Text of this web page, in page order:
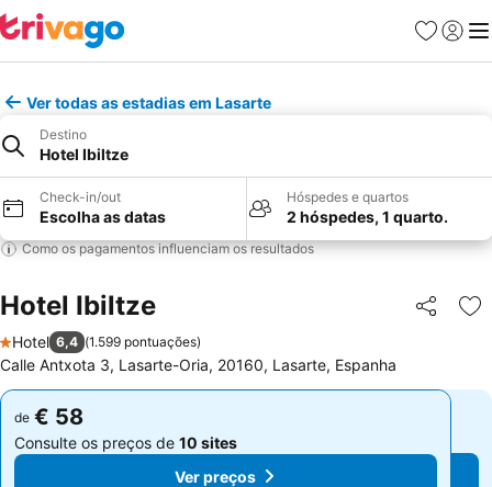
Favoritos
Iniciar
Ver todas as estadias em Lasarte
Destino
Hotel Ibiltze
Check-in/out
Escolha as datas
Hóspedes e quartos
2 hóspedes, 1 quarto.
Como os pagamentos influenciam os resultados
Hotel Ibiltze Partilhar
1 Estrelas
Hotel 6,4 (1.599 pontuações)
Calle Antxota 3, Lasarte-Oria, 20160, Lasarte, Espanha
de € 58
Consulte os preços de 10 sites
Ver preços
de € 58
Consulte os preços de 10 sites
Ver preços